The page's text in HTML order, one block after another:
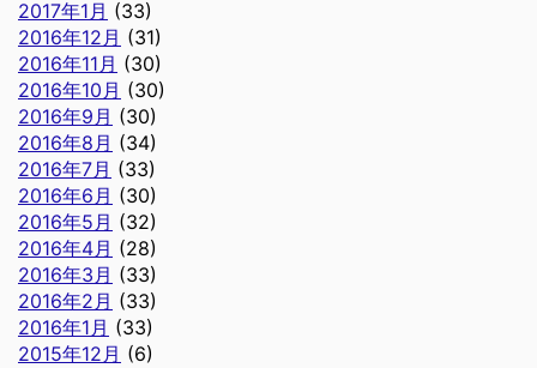
2017年1月 (33)
2016年12月 (31)
2016年11月 (30)
2016年10月 (30)
2016年9月 (30)
2016年8月 (34)
2016年7月 (33)
2016年6月 (30)
2016年5月 (32)
2016年4月 (28)
2016年3月 (33)
2016年2月 (33)
2016年1月 (33)
2015年12月 (6)